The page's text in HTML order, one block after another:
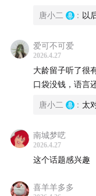
唐小二 : 以
爱可不可爱
2026.4.27
大龄留子听了很
口袋没钱，语言
唐小二 : 太
南城梦呓
2026.4.27
这个话题感兴趣
喜羊羊多多